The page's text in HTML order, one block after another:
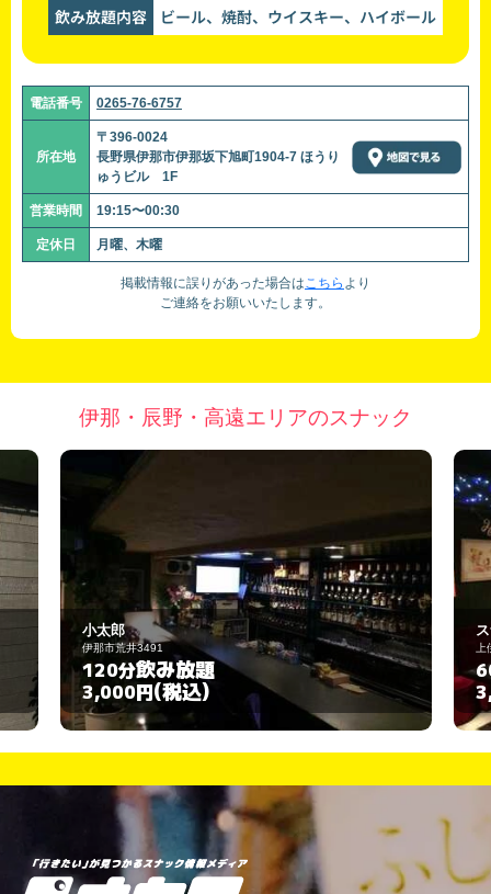
飲み放題内容 ビール、焼酎、ウイスキー、ハイボール
電話番号 0265-76-6757
所在地
〒396-0024
長野県伊那市伊那坂下旭町1904-7 ほうり
ゅうビル 1F
営業時間 19:15〜00:30
定休日 月曜、木曜
掲載情報に誤りがあった場合はこちら より
ご連絡をお願いいたします。
伊那・辰野・高遠エリアのスナック
スナック ビリーヴ
上伊那郡箕輪町中箕輪9560-1
60分飲み放題
3,000円(税込)